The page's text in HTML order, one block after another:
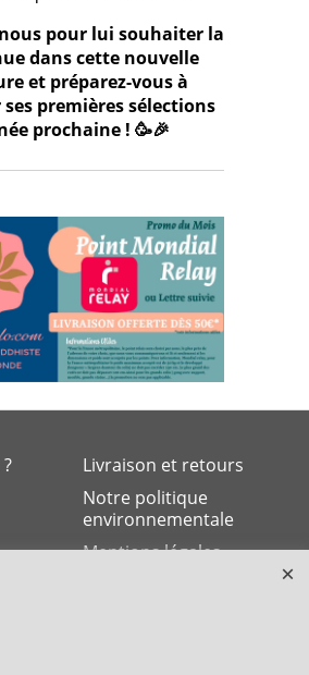
pour lui souhaiter la
dans cette nouvelle
et préparez-vous à
premières sélections
prochaine ! 🥳🎉
Livraison et retours
Notre politique
environnementale
Mentions légales